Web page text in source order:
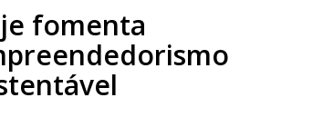
fomenta